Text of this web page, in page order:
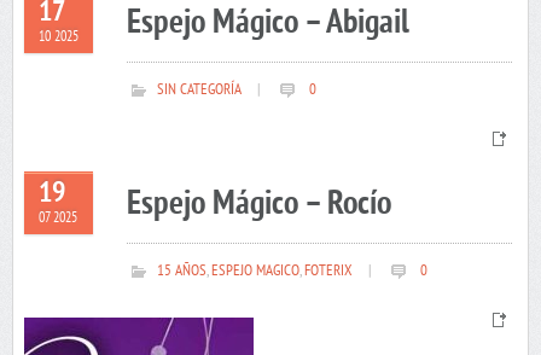
17
10 2025 Espejo Mágico – Abigail
SIN CATEGORÍA 0
19
07 2025 Espejo Mágico – Rocío
15 AÑOS,ESPEJO MAGICO,FOTERIX 0